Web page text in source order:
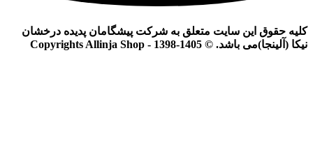
کلیه حقوق این سایت متعلق به شرکت پیشگامان پدیده درخشان
نیکا (آلینجا)می باشد. © Copyrights Allinja Shop - 1398-1405